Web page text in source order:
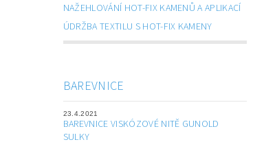
NAŽEHLOVÁNÍ HOT-FIX KAMENŮ A APLIKACÍ
ÚDRŽBA TEXTILU S HOT-FIX KAMENY
BAREVNICE
23.4.2021
BAREVNICE VISKÓZOVÉ NITĚ GUNOLD
SULKY